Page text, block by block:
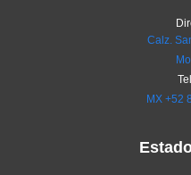
Calz.
MX +52